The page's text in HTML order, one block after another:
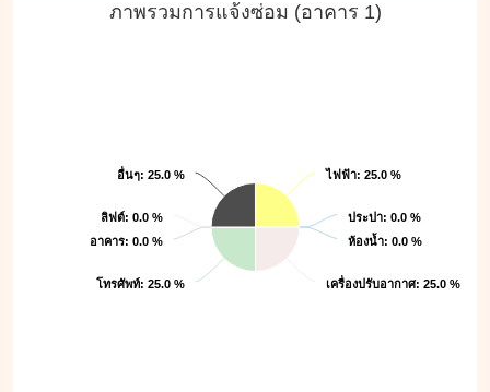
ภาพรวมการแจ้งซ่อม (อาคาร 1)
ไฟฟ้า: 25.0 %
ไฟฟ้า: 25.0 %
ประปา: 0.0 %
ประปา: 0.0 %
ห้องน้ำ: 0.0 %
ห้องน้ำ: 0.0 %
เครื่องปรับอากาศ: 25.0 %
เครื่องปรับอากาศ: 25.0 %
โทรศัพท์: 25.0 %
โทรศัพท์: 25.0 %
ลิฟต์: 0.0 %
ลิฟต์: 0.0 %
อาคาร: 0.0 %
อาคาร: 0.0 %
อื่นๆ: 25.0 %
อื่นๆ: 25.0 %